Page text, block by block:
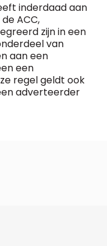
inderdaad aan
ACC,
zijn in een
van
aan een
een
regel geldt ook
adverteerder